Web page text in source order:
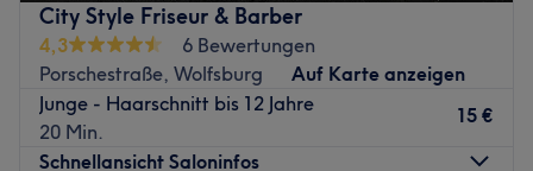
City Style Friseur & Barber
4,3
6 Bewertungen
Porschestraße, Wolfsburg
Auf Karte anzeigen
Junge - Haarschnitt bis 12 Jahre
20 Min.
15 €
Schnellansicht Saloninfos